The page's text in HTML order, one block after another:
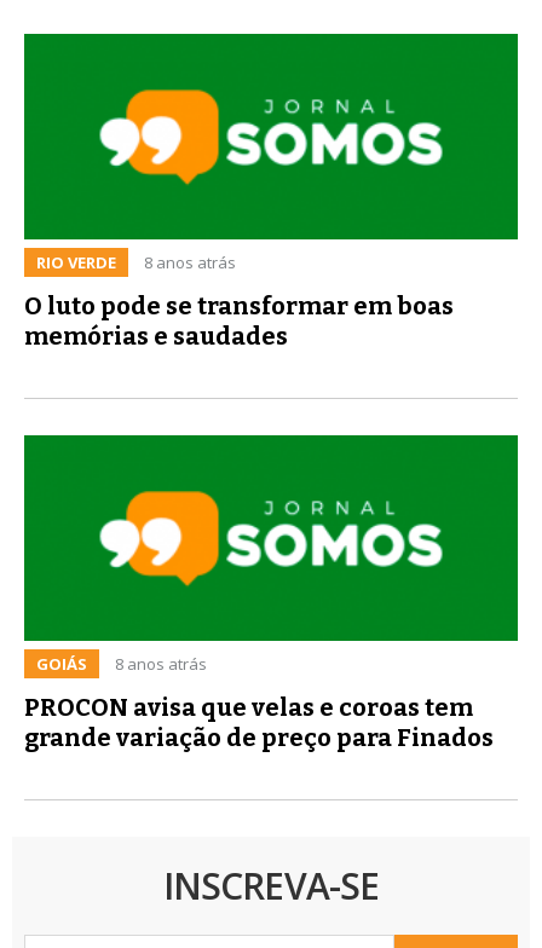
RIO VERDE 8 anos atrás
O luto pode se transformar em boas
memórias e saudades
GOIÁS 8 anos atrás
PROCON avisa que velas e coroas tem
grande variação de preço para Finados
INSCREVA-SE